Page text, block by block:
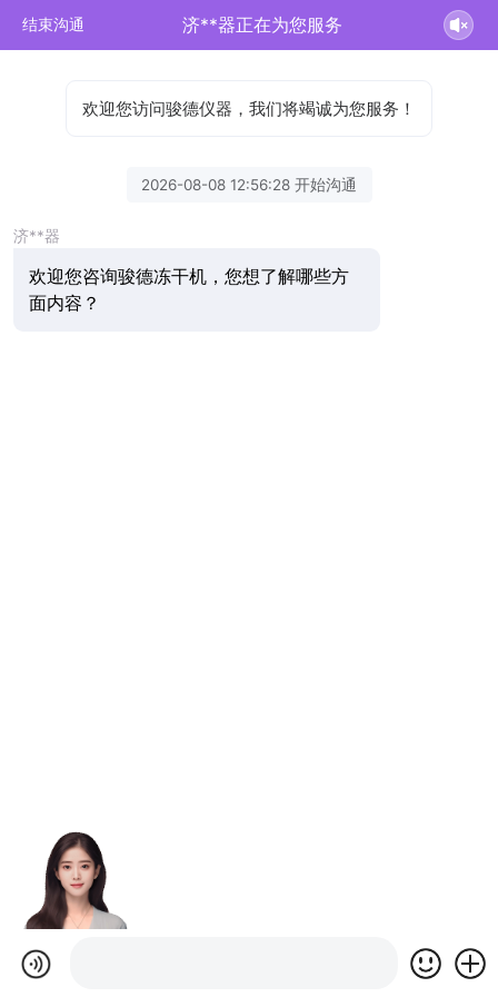
结束沟通 济**器正在为您服务
欢迎您访问骏德仪器，我们将竭诚为您服务！
2026-08-08 12:56:28 开始沟通
济**器
欢迎您咨询骏德冻干机，您想了解哪些方
面内容？